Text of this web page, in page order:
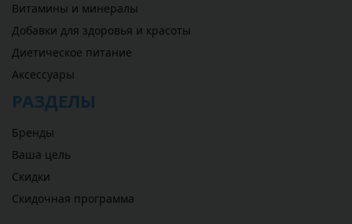
Витамины и минералы
Добавки для здоровья и красоты
Диетическое питание
Аксессуары
РАЗДЕЛЫ
Бренды
Ваша цель
Скидки
Скидочная программа